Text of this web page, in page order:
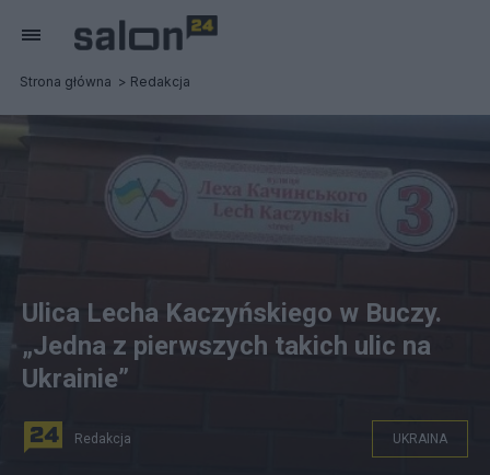
Strona główna Redakcja
Ulica Lecha Kaczyńskiego w Buczy.
„Jedna z pierwszych takich ulic na
Ukrainie”
Redakcja UKRAINA